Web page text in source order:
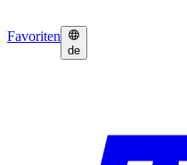
Favoriten
de